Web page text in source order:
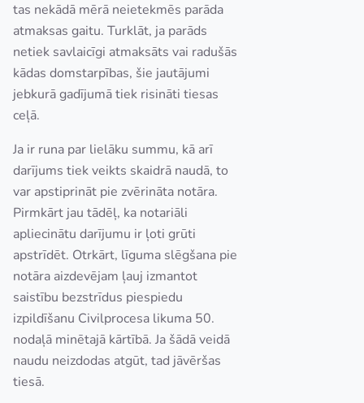
tas nekādā mērā neietekmēs parāda
atmaksas gaitu. Turklāt, ja parāds
netiek savlaicīgi atmaksāts vai radušās
kādas domstarpības, šie jautājumi
jebkurā gadījumā tiek risināti tiesas
ceļā.
Ja ir runa par lielāku summu, kā arī
darījums tiek veikts skaidrā naudā, to
var apstiprināt pie zvērināta notāra.
Pirmkārt jau tādēļ, ka notariāli
apliecinātu darījumu ir ļoti grūti
apstrīdēt. Otrkārt, līguma slēgšana pie
notāra aizdevējam ļauj izmantot
saistību bezstrīdus piespiedu
izpildīšanu Civilprocesa likuma 50.
nodaļā minētajā kārtībā. Ja šādā veidā
naudu neizdodas atgūt, tad jāvēršas
tiesā.